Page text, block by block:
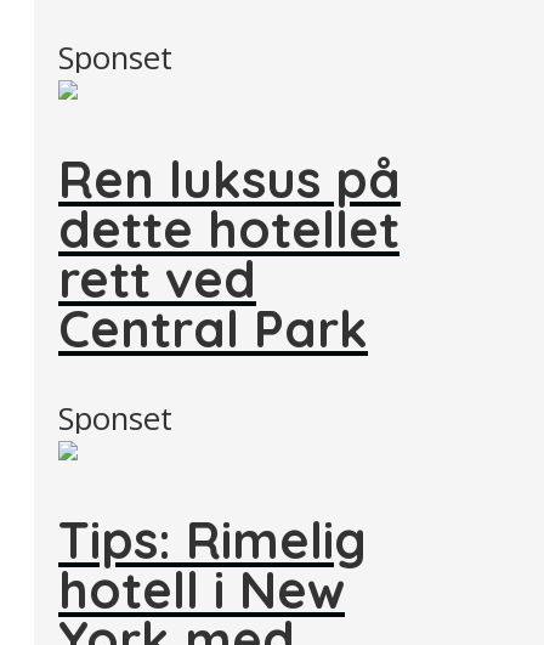
Sponset
Ren luksus på
dette hotellet
rett ved
Central Park
Sponset
Tips: Rimelig
hotell i New